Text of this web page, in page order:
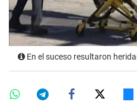
En el suceso resultaron